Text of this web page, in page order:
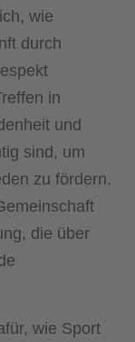
wie
durch
in
und
sind, um
zu fördern.
die über
wie Sport